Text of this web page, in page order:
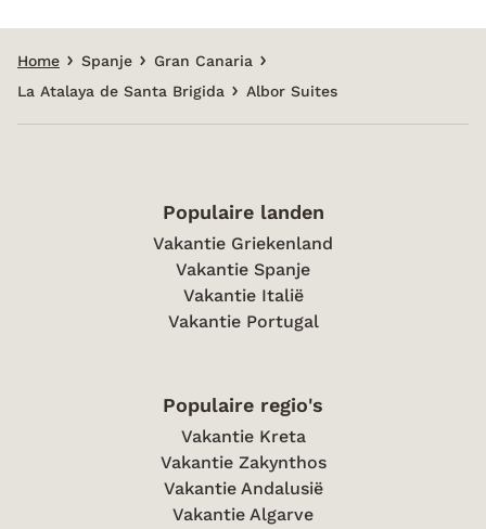
Home Spanje
Gran Canaria
La Atalaya de Santa Brigida
Albor Suites
Populaire landen
Vakantie Griekenland
Vakantie Spanje
Vakantie Italië
Vakantie Portugal
Populaire regio's
Vakantie Kreta
Vakantie Zakynthos
Vakantie Andalusië
Vakantie Algarve